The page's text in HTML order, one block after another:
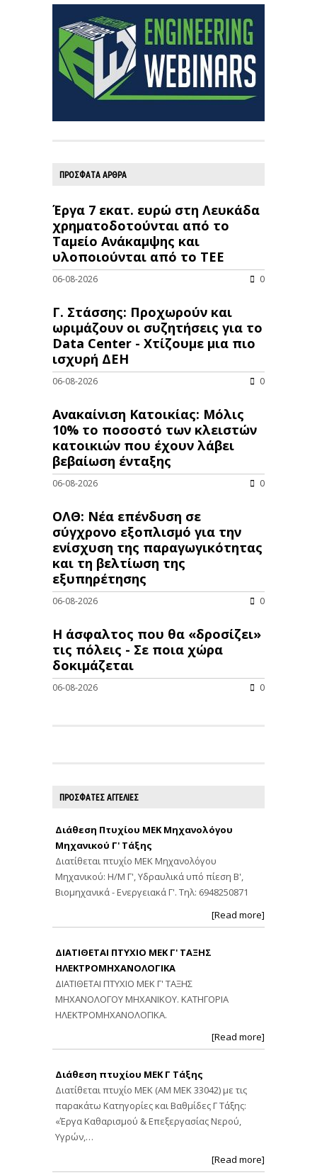
ΠΡΟΣΦΑΤΑ ΑΡΘΡΑ
Έργα 7 εκατ. ευρώ στη Λευκάδα
χρηματοδοτούνται από το
Ταμείο Ανάκαμψης και
υλοποιούνται από το ΤΕΕ
06-08-2026 0
Γ. Στάσσης: Προχωρούν και
ωριμάζουν οι συζητήσεις για το
Data Center - Χτίζουμε μια πιο
ισχυρή ΔΕΗ
06-08-2026 0
Ανακαίνιση Κατοικίας: Μόλις
10% το ποσοστό των κλειστών
κατοικιών που έχουν λάβει
βεβαίωση ένταξης
06-08-2026 0
ΟΛΘ: Νέα επένδυση σε
σύγχρονο εξοπλισμό για την
ενίσχυση της παραγωγικότητας
και τη βελτίωση της
εξυπηρέτησης
06-08-2026 0
Η άσφαλτος που θα «δροσίζει»
τις πόλεις - Σε ποια χώρα
δοκιμάζεται
06-08-2026 0
ΠΡΟΣΦΑΤΕΣ ΑΓΓΕΛΙΕΣ
Διάθεση Πτυχίου ΜΕΚ Μηχανολόγου
Μηχανικού Γ' Τάξης
Διατίθεται πτυχίο ΜΕΚ Μηχανολόγου
Μηχανικού: Η/Μ Γ', Υδραυλικά υπό πίεση Β',
Βιομηχανικά - Ενεργειακά Γ'. Τηλ: 6948250871
[Read more]
ΔΙΑΤΙΘΕΤΑΙ ΠΤΥΧΙΟ ΜΕΚ Γ' ΤΑΞΗΣ
ΗΛΕΚΤΡΟΜΗΧΑΝΟΛΟΓΙΚΑ
ΔΙΑΤΙΘΕΤΑΙ ΠΤΥΧΙΟ ΜΕΚ Γ' ΤΑΞΗΣ
ΜΗΧΑΝΟΛΟΓΟΥ ΜΗΧΑΝΙΚΟΥ. ΚΑΤΗΓΟΡΙΑ
ΗΛΕΚΤΡΟΜΗΧΑΝΟΛΟΓΙΚΑ.
[Read more]
Διάθεση πτυχίου ΜΕΚ Γ Τάξης
Διατίθεται πτυχίο ΜΕΚ (ΑΜ ΜΕΚ 33042) με τις
παρακάτω Κατηγορίες και Βαθμίδες Γ Τάξης:
«Έργα Καθαρισμού & Επεξεργασίας Νερού,
Υγρών,…
[Read more]